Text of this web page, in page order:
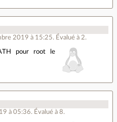
2019 à 15:25. Évalué à 2.
pour root le
à 05:36. Évalué à 8.